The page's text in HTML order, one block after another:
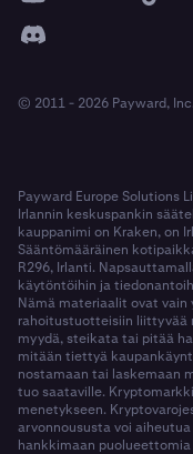
© 2011 - 2026 Payward, Inc.
Payward Europe Solutions
Irlannin keskuspankin
kauppanimi on Kraken, on
Sääntömääräinen
R296, Irlanti.
käytöntöihin ja
Nämä materiaalit ovat
rahoitustuotteisiin liittyvää
myydä, steikata tai pitää
mitään tiettyä
nostamaan tai laskemaan
tuo saataville.
menetykseen.
arvonnoususta voi
hankkimaan